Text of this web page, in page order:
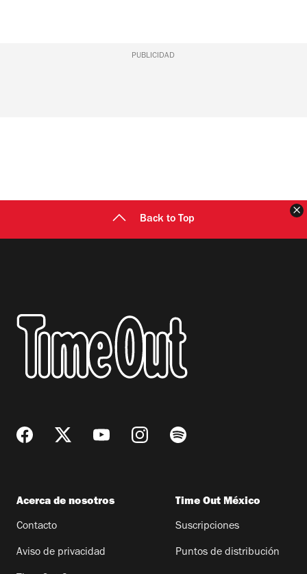
PUBLICIDAD
Back to Top
Acerca de nosotros
Contacto
Aviso de privacidad
Time Out México
Suscripciones
Puntos de distribución